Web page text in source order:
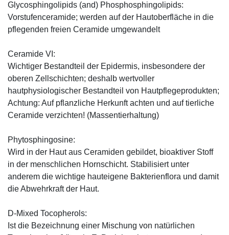
Glycosphingolipids (and) Phosphosphingolipids:
Vorstufenceramide; werden auf der Hautoberfläche in die
pflegenden freien Ceramide umgewandelt
Ceramide VI:
Wichtiger Bestandteil der Epidermis, insbesondere der
oberen Zellschichten; deshalb wertvoller
hautphysiologischer Bestandteil von Hautpflegeprodukten;
Achtung: Auf pflanzliche Herkunft achten und auf tierliche
Ceramide verzichten! (Massentierhaltung)
Phytosphingosine:
Wird in der Haut aus Ceramiden gebildet, bioaktiver Stoff
in der menschlichen Hornschicht. Stabilisiert unter
anderem die wichtige hauteigene Bakterienflora und damit
die Abwehrkraft der Haut.
D-Mixed Tocopherols:
Ist die Bezeichnung einer Mischung von natürlichen